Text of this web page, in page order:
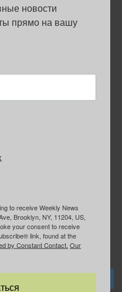
Группа “ИЩУ СОВЕТА”
ForumDaily
новости
прямо на вашу
to receive Weekly News
Brooklyn, NY, 11204, US,
your consent to receive
link, found at the
by Constant Contact. Our